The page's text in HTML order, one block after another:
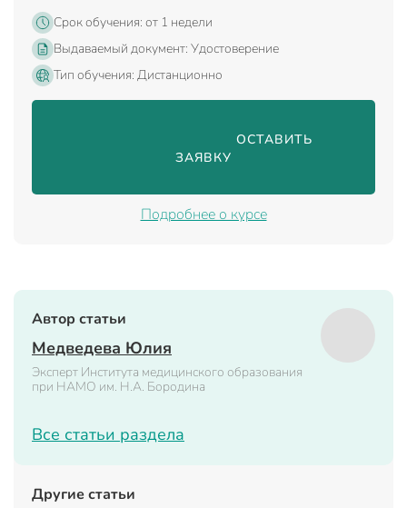
Срок обучения: от 1 недели
Выдаваемый документ: Удостоверение
Тип обучения: Дистанционно
                                ОСТАВИТЬ
ЗАЯВКУ
Подробнее о курсе
Автор статьи
Медведева Юлия
Эксперт Института медицинского образования
при НАМО им. Н.А. Бородина
Все статьи раздела
Другие статьи